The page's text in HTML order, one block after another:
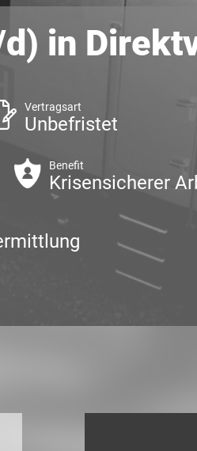
in
Vertragsart
Unbefristet
Benefit
Krisensicherer